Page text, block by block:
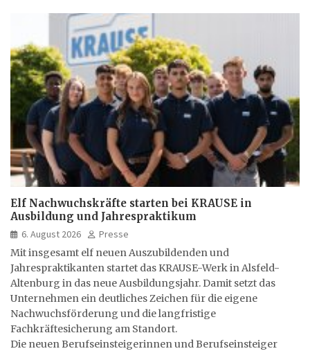
Elf Nachwuchskräfte starten bei KRAUSE in
Ausbildung und Jahrespraktikum
6. August 2026
Presse
Mit insgesamt elf neuen Auszubildenden und
Jahrespraktikanten startet das KRAUSE-Werk in Alsfeld-
Altenburg in das neue Ausbildungsjahr. Damit setzt das
Unternehmen ein deutliches Zeichen für die eigene
Nachwuchsförderung und die langfristige
Fachkräftesicherung am Standort.
Die neuen Berufseinsteigerinnen und Berufseinsteiger